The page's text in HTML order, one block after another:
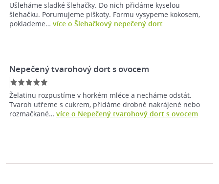
Ušleháme sladké šlehačky. Do nich přidáme kyselou
šlehačku. Porumujeme piškoty. Formu vysypeme kokosem,
poklademe… více o Šlehačkový nepečený dort
Nepečený tvarohový dort s ovocem
Želatinu rozpustíme v horkém mléce a necháme odstát.
Tvaroh utřeme s cukrem, přidáme drobně nakrájené nebo
rozmačkané… více o Nepečený tvarohový dort s ovocem